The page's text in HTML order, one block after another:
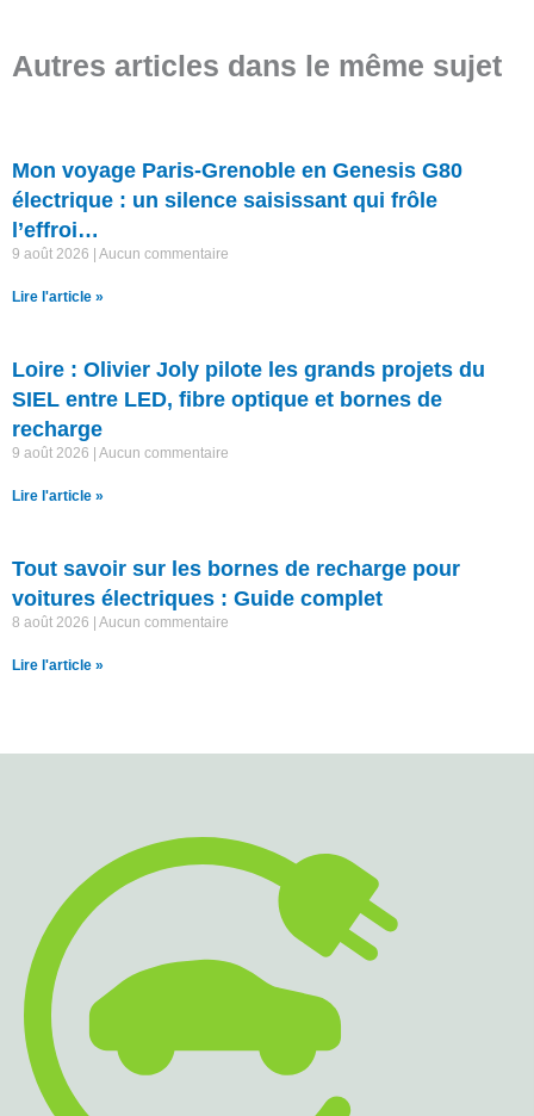
Autres articles dans le même sujet
Mon voyage Paris-Grenoble en Genesis G80
électrique : un silence saisissant qui frôle
l’effroi…
9 août 2026 Aucun commentaire
Lire l'article »
Loire : Olivier Joly pilote les grands projets du
SIEL entre LED, fibre optique et bornes de
recharge
9 août 2026 Aucun commentaire
Lire l'article »
Tout savoir sur les bornes de recharge pour
voitures électriques : Guide complet
8 août 2026 Aucun commentaire
Lire l'article »